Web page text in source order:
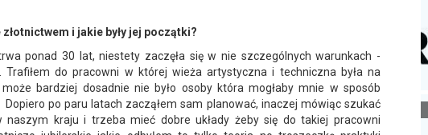
i jakie były jej początki?
ponad 30 lat, niestety zaczęła się w nie szczególnych warunkach -
Trafiłem do pracowni w której wieża artystyczna i techniczna była na
bardziej dosadnie nie było osoby która mogłaby mnie w sposób
po paru latach zacząłem sam planować, inaczej mówiąc szukać
kraju i trzeba mieć dobre układy żeby się do takiej pracowni